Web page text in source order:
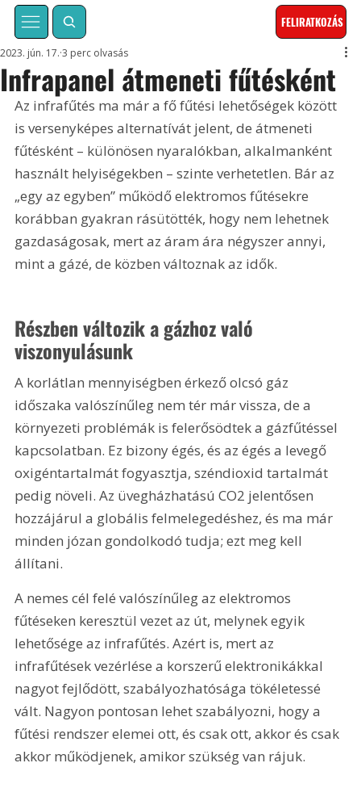
FELIRATKOZÁS
Infrapanel átmeneti fűtésként
2023. jún. 17. 3 perc olvasás
Az infrafűtés ma már a fő fűtési lehetőségek között
is versenyképes alternatívát jelent, de átmeneti
fűtésként – különösen nyaralókban, alkalmanként
használt helyiségekben – szinte verhetetlen. Bár az
„egy az egyben” működő elektromos fűtésekre
korábban gyakran rásütötték, hogy nem lehetnek
gazdaságosak, mert az áram ára négyszer annyi,
mint a gázé, de közben változnak az idők.
Részben változik a gázhoz való
viszonyulásunk
A korlátlan mennyiségben érkező olcsó gáz
időszaka valószínűleg nem tér már vissza, de a
környezeti problémák is felerősödtek a gázfűtéssel
kapcsolatban. Ez bizony égés, és az égés a levegő
oxigéntartalmát fogyasztja, széndioxid tartalmát
pedig növeli. Az üvegházhatású CO2 jelentősen
hozzájárul a globális felmelegedéshez, és ma már
minden józan gondolkodó tudja; ezt meg kell
állítani.
A nemes cél felé valószínűleg az elektromos
fűtéseken keresztül vezet az út, melynek egyik
lehetősége az infrafűtés. Azért is, mert az
infrafűtések vezérlése a korszerű elektronikákkal
nagyot fejlődött, szabályozhatósága tökéletessé
vált. Nagyon pontosan lehet szabályozni, hogy a
fűtési rendszer elemei ott, és csak ott, akkor és csak
akkor működjenek, amikor szükség van rájuk.